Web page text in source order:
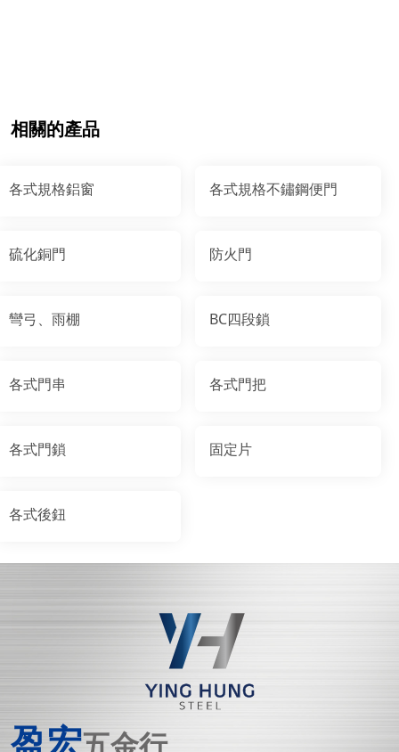
相關的產品
各式規格鋁窗 各式規格不鏽鋼便門
硫化銅門 防火門
彎弓、雨棚 BC四段鎖
各式門串 各式門把
各式門鎖 固定片
各式後鈕
盈宏五金行